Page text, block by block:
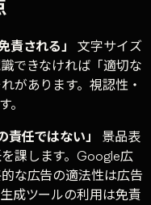
される」
文字サイズ
できなければ「適切な
があります。視認性・
。
任ではない」
景品表
課します。Google広
な広告の適法性は広告
成ツールの利用は免責